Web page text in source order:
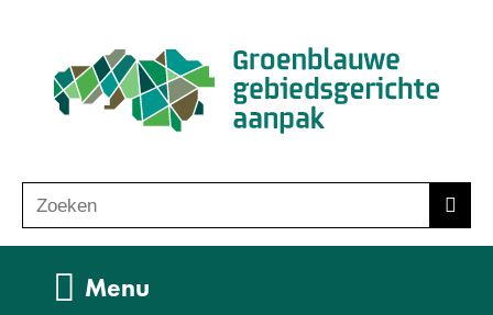
naar
de
inhoud
o
Zoeken
Menu